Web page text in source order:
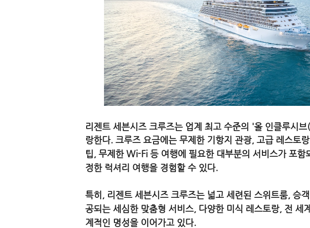
리젠트 세븐시즈 크루즈는 업계 최고 수준의 '올 인클루시
랑한다. 크루즈 요금에는 무제한 기항지 관광, 고급 레스토
팁, 무제한 Wi-Fi 등 여행에 필요한 대부분의 서비스가 포함
정한 럭셔리 여행을 경험할 수 있다.
특히, 리젠트 세븐시즈 크루즈는 넓고 세련된 스위트룸, 승
공되는 세심한 맞춤형 서비스, 다양한 미식 레스토랑, 전 세
계적인 명성을 이어가고 있다.